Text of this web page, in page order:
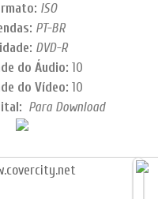
ISO
PT-BR
DVD-R
do Áudio:10
do Vídeo:10
Para Download